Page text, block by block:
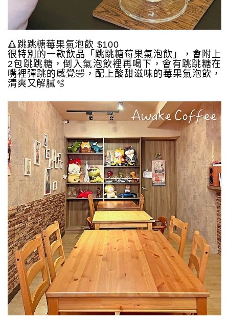
🔺跳跳糖莓果氣泡飲 $100
很特別的一款飲品「跳跳糖莓果氣泡飲」，會附上
2包跳跳糖，倒入氣泡飲裡再喝下，會有跳跳糖在
嘴裡彈跳的感覺🤣，配上酸甜滋味的莓果氣泡飲，
清爽又解膩🫧